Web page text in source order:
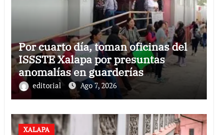
Por cuarto día, toman oficinas del
ISSSTE Xalapa por presuntas
anomalías en guarderías
subrogadas
editorial Ago 7, 2026
XALAPA